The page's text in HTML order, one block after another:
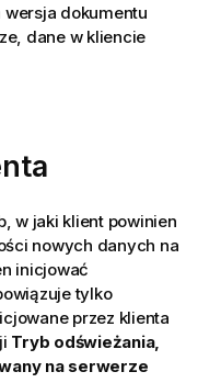
dokumentu
dane w kliencie
w jaki klient powinien
nowych danych na
inicjować
tylko
przez klienta
Tryb odświeżania,
na serwerze